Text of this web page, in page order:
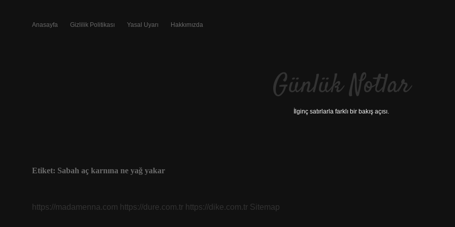
Anasayfa Gizlilik Politikası Yasal Uyarı Hakkımızda
Günlük Notlar
İlginç satırlarla farklı bir bakış açısı.
Etiket: Sabah aç karnına ne yağ yakar
https://madamenna.com https://dure.com.tr https://dike.com.tr Sitemap